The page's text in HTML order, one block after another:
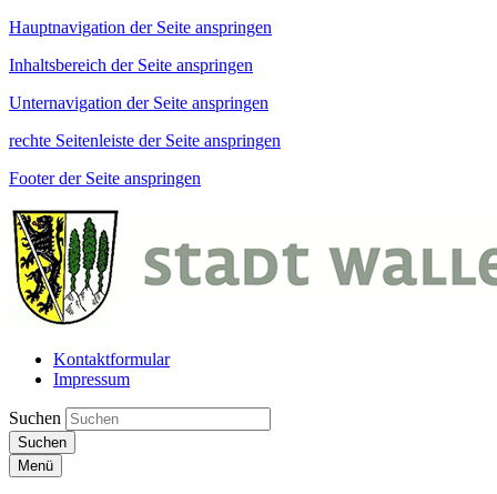
Hauptnavigation der Seite anspringen
Inhaltsbereich der Seite anspringen
Unternavigation der Seite anspringen
rechte Seitenleiste der Seite anspringen
Footer der Seite anspringen
Kontaktformular
Impressum
Suchen
Suchen
Menü